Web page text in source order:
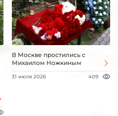
В Москве простились с
Михаилом Ножкиным
31 июля 2026 409